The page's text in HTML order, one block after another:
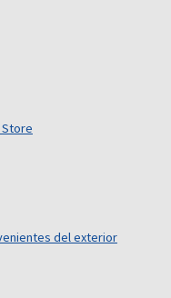
Store
del exterior